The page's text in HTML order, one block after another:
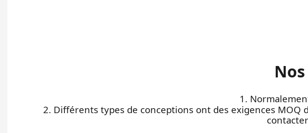
Nos
1.
2. Différents types de conceptions ont des exigences